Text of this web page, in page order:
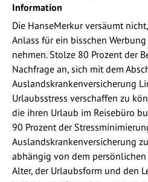
Information
Die HanseMerkur versäumt
Anlass für ein bisschen
nehmen. Stolze 80 Prozent der
Nachfrage an, sich mit dem
Auslandskrankenversicherung
Urlaubsstress verschaffen zu
die ihren Urlaub im Reisebüro
90 Prozent der
Auslandskrankenversicherung
abhängig von dem
Alter, der Urlaubsform und den